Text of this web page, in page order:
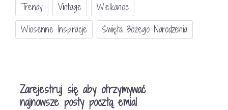
Trendy
Vintage
Wielkanoc
Wiosenne Inspiracje
Święta Bożego Narodzenia
Zarejestruj się aby otrzymywać
najnowsze posty pocztą emial